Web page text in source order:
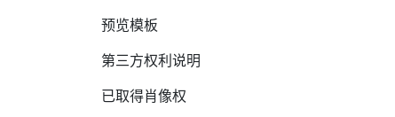
预览模板
第三方权利说明
已取得肖像权